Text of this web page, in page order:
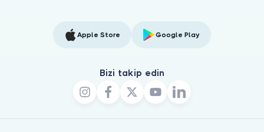
Apple Store Google Play
Bizi takip edin